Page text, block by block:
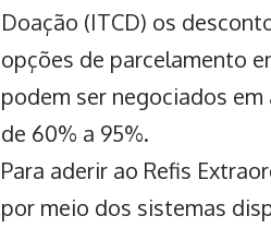
Doação (ITCD) os
opções de parcelamento
podem ser negociados
de 60% a 95%.
Para aderir ao Refis
por meio dos sistemas